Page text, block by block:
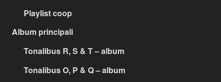
Playlist coop
Album principali
Tonalibus R, S & T – album
Tonalibus O, P & Q – album